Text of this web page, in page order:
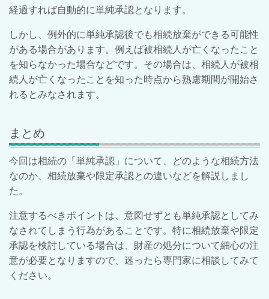
経過すれば自動的に単純承認となります。
しかし、例外的に単純承認後でも相続放棄ができる可能性
がある場合があります。例えば被相続人が亡くなったこと
を知らなかった場合などです。その場合は、相続人が被相
続人が亡くなったことを知った時点から熟慮期間が開始さ
れるとみなされます。
まとめ
今回は相続の「単純承認」について、どのような相続方法
なのか、相続放棄や限定承認との違いなどを解説しまし
た。
注意するべきポイントは、意図せずとも単純承認としてみ
なされてしまう行為があることです。特に相続放棄や限定
承認を検討している場合は、財産の処分について細心の注
意が必要となりますので、迷ったら専門家に相談してみて
ください。